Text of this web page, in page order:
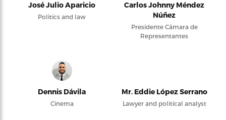
José Julio Aparicio
Politics and law
Carlos Johnny Méndez
Núñez
Presidente Cámara de
Representantes
Dennis Dávila
Cinema
Mr. Eddie López Serrano
Lawyer and political analyst